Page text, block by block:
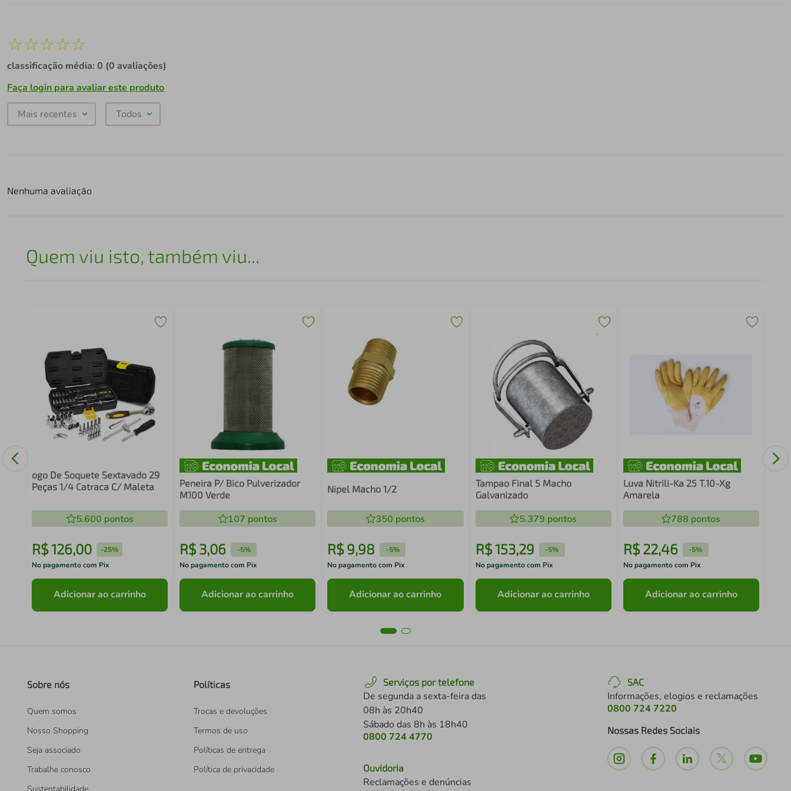
☆☆☆☆☆
classificação média: 0 (0 avaliações)
Faça login para avaliar este produto
Mais recentes Todos
Nenhuma avaliação
Quem viu isto, também viu...
ogo De Soquete Sextavado 29
Peças 1/4 Catraca C/ Maleta
5.600 pontos
R$126,00 -25%
No pagamento com Pix
Adicionar ao carrinho
Peneira P/ Bico Pulverizador
M100 Verde
107 pontos
R$ 3,06 -5%
No pagamento com Pix
Adicionar ao carrinho
Nipel Macho 1/2
350 pontos
R$9,98 -5%
No pagamento com Pix
Adicionar ao carrinho
Tampao Final 5 Macho
Galvanizado
5.379 pontos
R$153,29 -5%
No pagamento com Pix
Adicionar ao carrinho
Luva Nitrili-Ka 25 T.10-Xg
Amarela
788 pontos
R$ 22,46 -5%
No pagamento com Pix
Adicionar ao carrinho
Sobre nós
Quem somos
Nosso Shopping
Seja associado
Trabalhe conosco
Políticas
Trocas e devoluções
Termos de uso
Políticas de entrega
Política de privacidade
Serviços por telefone
De segunda a sexta-feira das
08h às 20h40
Sábado das 8h às 18h40
0800 724 4770
Ouvidoria
Reclamações e denúncias
SAC
Informações, elogios e reclamações
0800 724 7220
Nossas Redes Sociais